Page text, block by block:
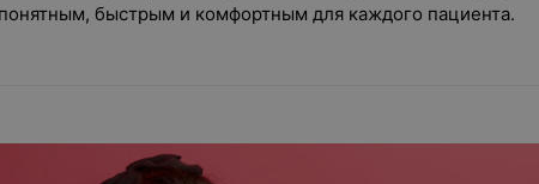
быстрым и комфортным для каждого пациента.